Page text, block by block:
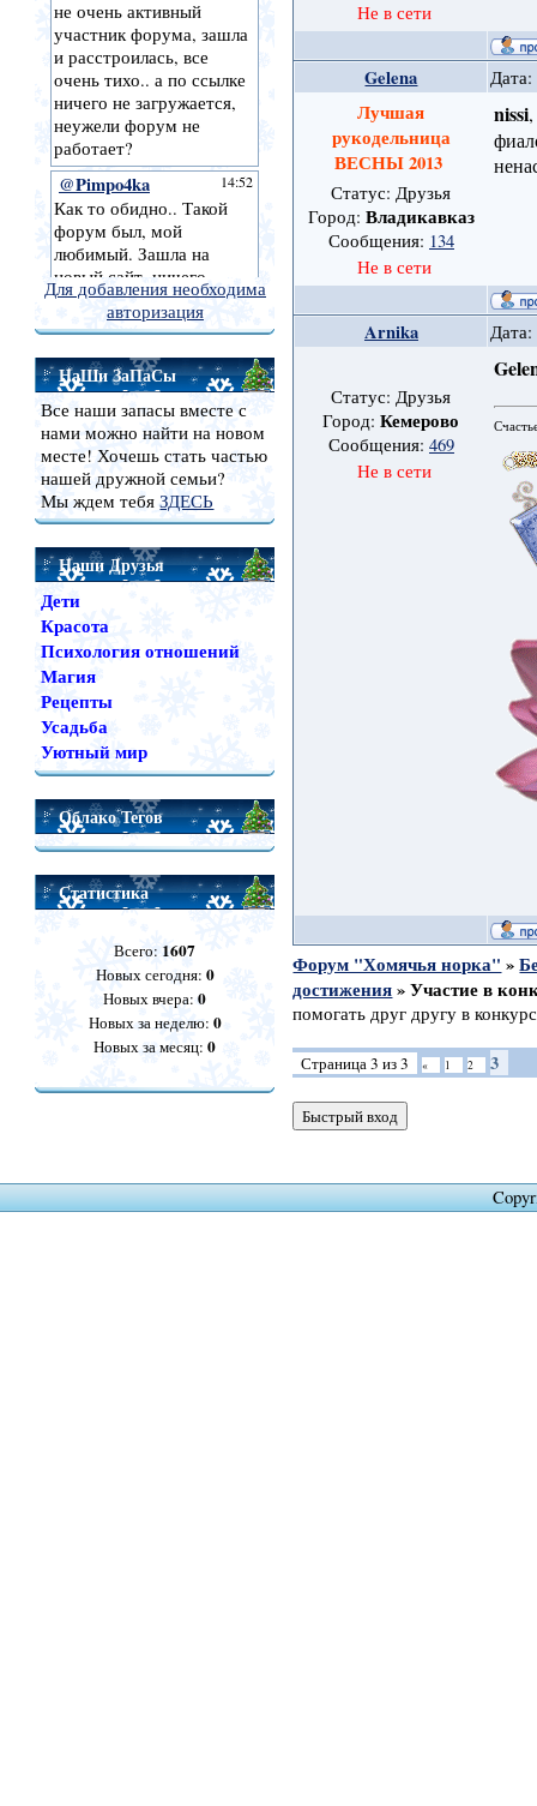
Для добавления необходима
авторизация
НаШи ЗаПаСы
Все наши запасы вместе с
нами можно найти на новом
месте! Хочешь стать частью
нашей дружной семьи?
Мы ждем тебяЗДЕСЬ
Наши Друзья
Дети
Красота
Психология отношений
Магия
Рецепты
Усадьба
Уютный мир
Облако Тегов
Статистика
Всего: 1607
Новых сегодня: 0
Новых вчера:0
Новых за неделю: 0
Новых за месяц:0
Не в сети
Gelena
Лучшая
рукодельница
ВЕСНЫ 2013
Статус: Друзья
Город: Владикавказ
Сообщения: 134
Не в сети
nissi
Arnika Дата:
Статус: Друзья
Город:Кемерово
Сообщения: 469
Не в сети
Форум "Хомячья норка" »
достижения » Участие в
помогать друг другу в
Страница3 из3 « 1 2 3